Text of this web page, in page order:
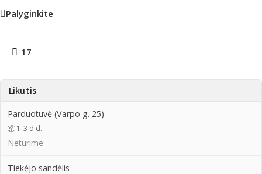
Palyginkite
17
Likutis
Parduotuvė (Varpo g. 25)
📦1–3 d.d.
Neturime
Tiekėjo sandėlis